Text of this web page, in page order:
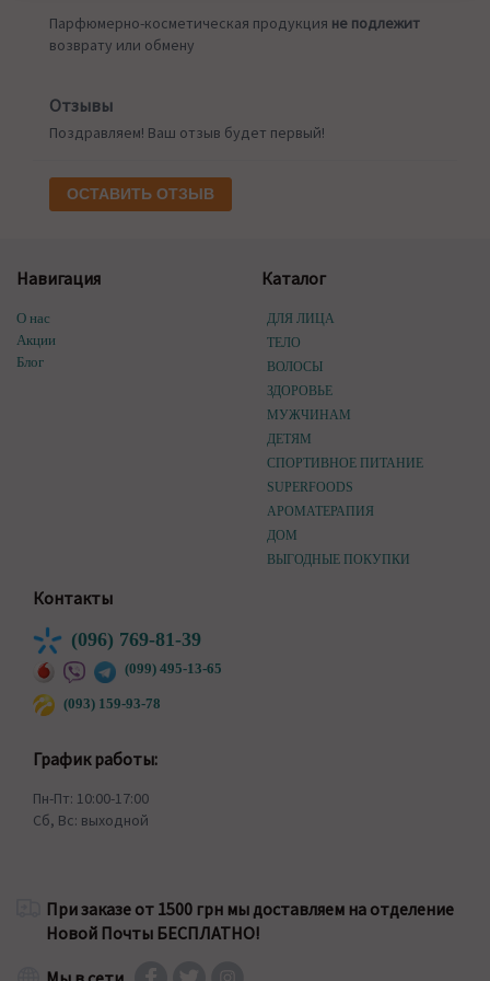
Парфюмерно-косметическая продукция не подлежит
возврату или обмену
Отзывы
Поздравляем! Ваш отзыв будет первый!
ОСТАВИТЬ ОТЗЫВ
Навигация
О нас
Акции
Блог
Каталог
ДЛЯ ЛИЦА
ТЕЛО
ВОЛОСЫ
ЗДОРОВЬЕ
МУЖЧИНАМ
ДЕТЯМ
СПОРТИВНОЕ ПИТАНИЕ
SUPERFOODS
АРОМАТЕРАПИЯ
ДОМ
ВЫГОДНЫЕ ПОКУПКИ
Контакты
(096) 769-81-39
(099) 495-13-65
(093) 159-93-78
График работы:
Пн-Пт: 10:00-17:00
Сб, Вс: выходной
При заказе от 1500 грн мы доставляем на отделение
Новой Почты БЕСПЛАТНО!